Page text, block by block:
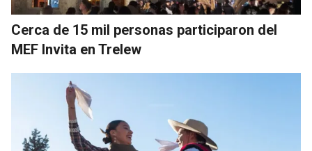
Cerca de 15 mil personas participaron del
MEF Invita en Trelew